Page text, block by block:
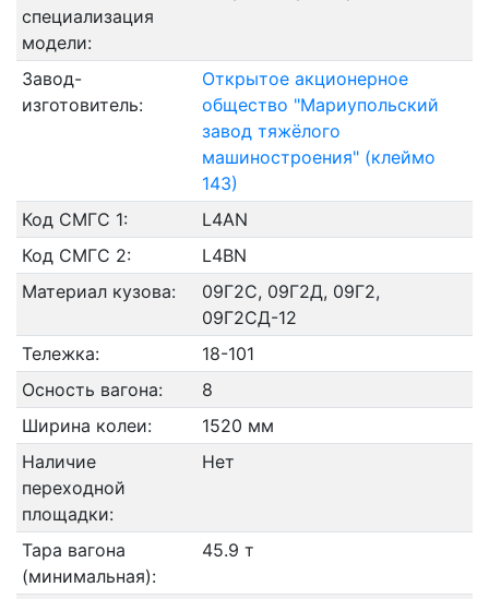
специализация
модели:
Завод-
изготовитель:
Открытое акционерное
общество "Мариупольский
завод тяжёлого
машиностроения" (клеймо
143)
Код СМГС 1:
L4AN
Код СМГС 2:
L4BN
Материал кузова:
09Г2С, 09Г2Д, 09Г2,
09Г2СД-12
Тележка:
18-101
Осность вагона:
8
Ширина колеи:
1520 мм
Наличие
переходной
площадки:
Нет
Тара вагона
(минимальная):
45.9 т